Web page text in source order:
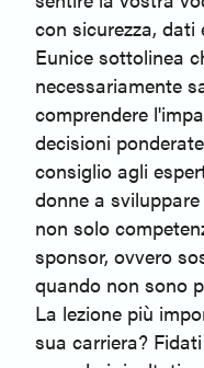
con sicurezza, dati
Eunice sottolinea
necessariamente
comprendere
decisioni
consiglio agli
donne a
non solo
sponsor, ovvero
quando non sono
La lezione più
sua carriera?